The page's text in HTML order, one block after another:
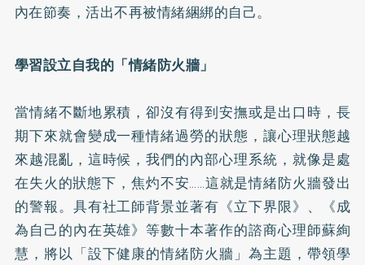
內在節奏，活出不再被情緒綑綁的自己。
學習設立自我的「情緒防火牆」
當情緒不斷地累積，卻沒有得到安撫或是出口時，長
期下來就會變成一種情緒過勞的狀態，讓心理狀態越
來越混亂，這時候，我們的內部心理系統，就像是處
在失火的狀態下，焦灼不安……這就是情緒防火牆發出
的警報。具有社工師背景並著有 《立下界限》 、
《成
為自己的內在英雄》等數十本著作的諮商心理師蘇絢
慧，將以「設下健康的情緒防火牆」為主題，帶領學